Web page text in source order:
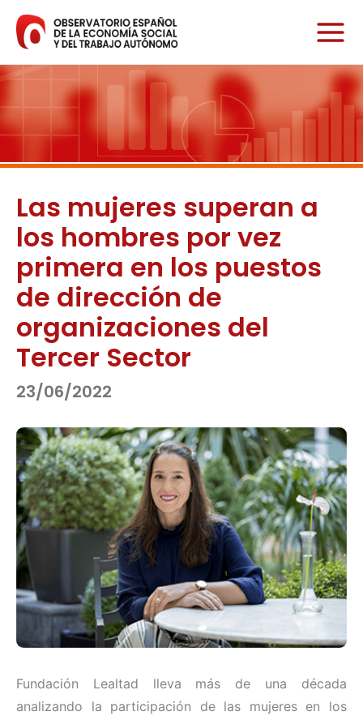
contenido
Las mujeres superan a
los hombres por vez
primera en los puestos
de dirección de
organizaciones del
Tercer Sector
23/06/2022
Fundación Lealtad lleva más de una década
analizando la participación de las mujeres en los